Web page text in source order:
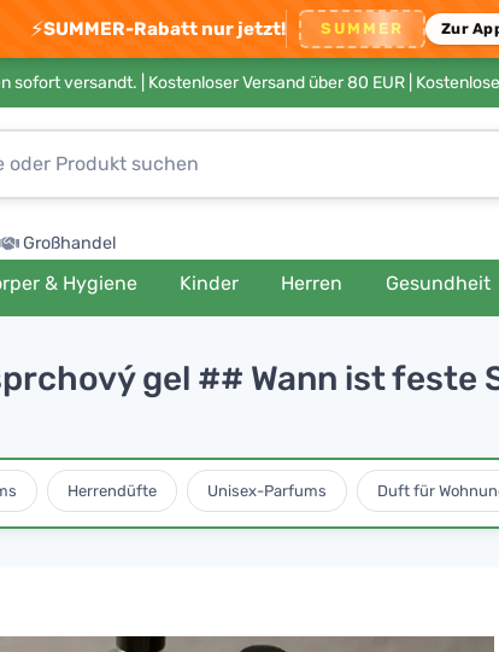
⚡SUMMER-Rabatt nur jetzt! SUMMER Zur
sofort versandt. | Kostenloser Versand über 80 EUR |
Großhandel
& Hygiene Kinder Herren Gesundheit
gel ## Wann ist feste
Herrendüfte Unisex-Parfums Duft für